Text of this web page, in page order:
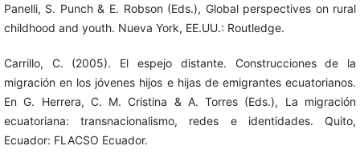
Panelli, S. Punch & E. Robson (Eds.), Global perspectives on rural
childhood and youth. Nueva York, EE.UU.: Routledge.
Carrillo, C. (2005). El espejo distante. Construcciones de la
migración en los jóvenes hijos e hijas de emigrantes ecuatorianos.
En G. Herrera, C. M. Cristina & A. Torres (Eds.), La migración
ecuatoriana: transnacionalismo, redes e identidades. Quito,
Ecuador: FLACSO Ecuador.